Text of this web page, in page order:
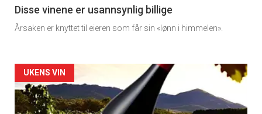
3
Disse vinene er usannsynlig billige
Årsaken er knyttet til eieren som får sin «lønn i himmelen».
Forsiden
akkurat
UKENS VIN